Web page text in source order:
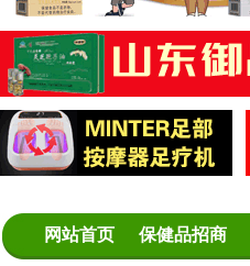
网站首页 保健品招商